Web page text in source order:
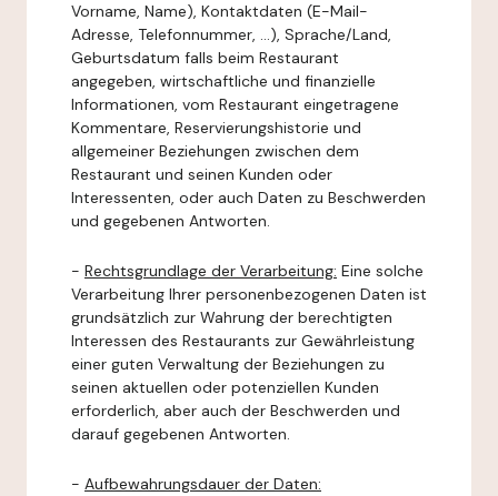
Vorname, Name), Kontaktdaten (E-Mail-
Adresse, Telefonnummer, ...), Sprache/Land,
Geburtsdatum falls beim Restaurant
angegeben, wirtschaftliche und finanzielle
Informationen, vom Restaurant eingetragene
Kommentare, Reservierungshistorie und
allgemeiner Beziehungen zwischen dem
Restaurant und seinen Kunden oder
Interessenten, oder auch Daten zu Beschwerden
und gegebenen Antworten.
- Rechtsgrundlage der Verarbeitung: Eine solche
Verarbeitung Ihrer personenbezogenen Daten ist
grundsätzlich zur Wahrung der berechtigten
Interessen des Restaurants zur Gewährleistung
einer guten Verwaltung der Beziehungen zu
seinen aktuellen oder potenziellen Kunden
erforderlich, aber auch der Beschwerden und
darauf gegebenen Antworten.
- Aufbewahrungsdauer der Daten: